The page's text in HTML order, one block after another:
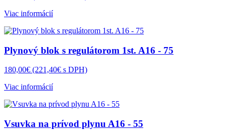
Viac informácií
Plynový blok s regulátorom 1st. A16 - 75
180,00€ (221,40€ s DPH)
Viac informácií
Vsuvka na prívod plynu A16 - 55